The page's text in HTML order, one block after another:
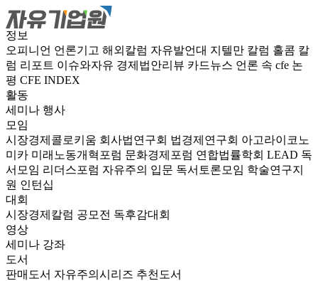
정보
오피니언 언론기고 해외칼럼 자유발언대 지텔만 칼럼 홀콤 칼
럼 리포트 이슈와자유 경제법안리뷰 카드뉴스 언론 속 cfe 논
평 CFE INDEX
활동
세미나 행사
모임
시장경제콜로키움 회사법연구회 법경제연구회 아고라이코노
미카 미래노동개혁포럼 문화경제포럼 연합법률학회 LEAD 독
서모임 리더스포럼 자유주의 입문 독서토론모임 학술연구지
원 인턴십
대회
시장경제칼럼 공모전 독후감대회
영상
세미나 강좌
도서
판매도서 자유주의시리즈 추천도서